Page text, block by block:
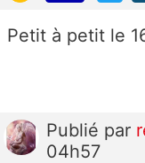
Petit à petit le
Publié par
04h57